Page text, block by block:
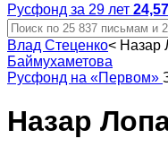
Русфонд за 29 лет
Влад Стеценко< Назар
Баймухаметова
Русфонд на «Первом»
Назар